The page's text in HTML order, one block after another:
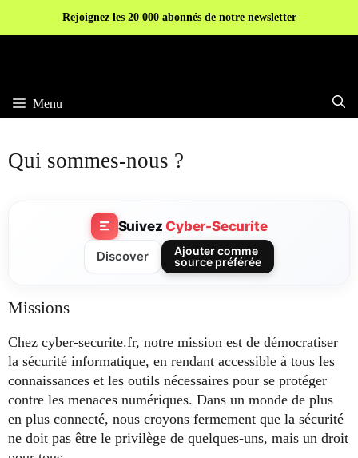
Rejoignez les 20 000 abonnés de notre newsletter
Menu
Qui sommes-nous ?
SuivezCyber-Securite
Discover
Ajouter comme
source préférée
Missions​
Chez cyber-securite.fr, notre mission est de démocratiser
la sécurité informatique, en rendant accessible à tous les
connaissances et les outils nécessaires pour se protéger
contre les menaces numériques. Dans un monde de plus
en plus connecté, nous croyons fermement que la sécurité
ne doit pas être le privilège de quelques-uns, mais un droit